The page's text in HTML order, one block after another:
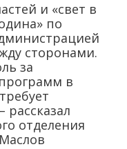
и «свет в
по
сторонами.
за
в
отделения